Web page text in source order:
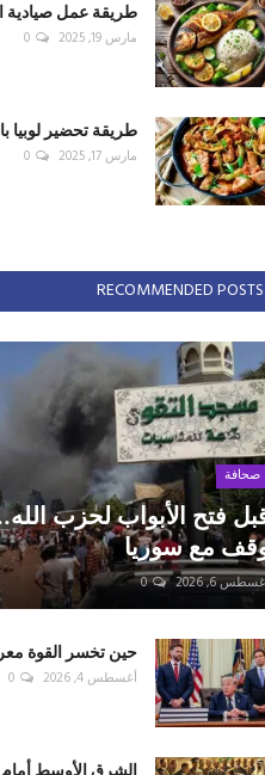
طريقة عمل صيادية
مارس 19, 2025 0
طريقة تحضير لوبيا
مارس 17, 2025 0
RECOMMENDED POSTS
صحافة
فتح الأبواب لحزب
مع سوريا
6, 2026
0
حين تخسر القوة
أغسطس 4, 2026 0
الشرق الأوسط